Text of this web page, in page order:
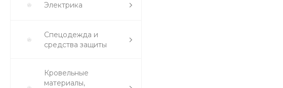
Электрика
Спецодежда и
средства защиты
Кровельные
материалы,